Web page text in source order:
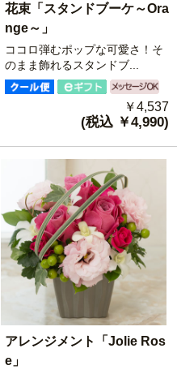
花束「スタンドブーケ～Ora
nge～」
ココロ弾むポップな可愛さ！そ
のまま飾れるスタンドブ...
￥4,537
(税込 ￥4,990)
アレンジメント「Jolie Ros
e」